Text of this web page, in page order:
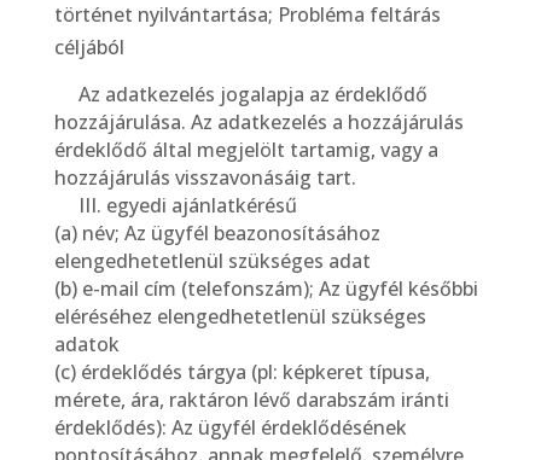
történet nyilvántartása; Probléma feltárás
céljából
Az adatkezelés jogalapja az érdeklődő
hozzájárulása. Az adatkezelés a hozzájárulás
érdeklődő által megjelölt tartamig, vagy a
hozzájárulás visszavonásáig tart.
III. egyedi ajánlatkérésű
(a) név; Az ügyfél beazonosításához
elengedhetetlenül szükséges adat
(b) e-mail cím (telefonszám); Az ügyfél későbbi
eléréséhez elengedhetetlenül szükséges
adatok
(c) érdeklődés tárgya (pl: képkeret típusa,
mérete, ára, raktáron lévő darabszám iránti
érdeklődés): Az ügyfél érdeklődésének